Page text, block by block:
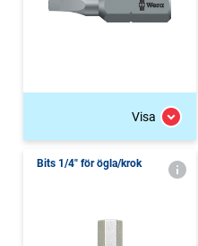
Visa
Bits 1/4" för ögla/krok